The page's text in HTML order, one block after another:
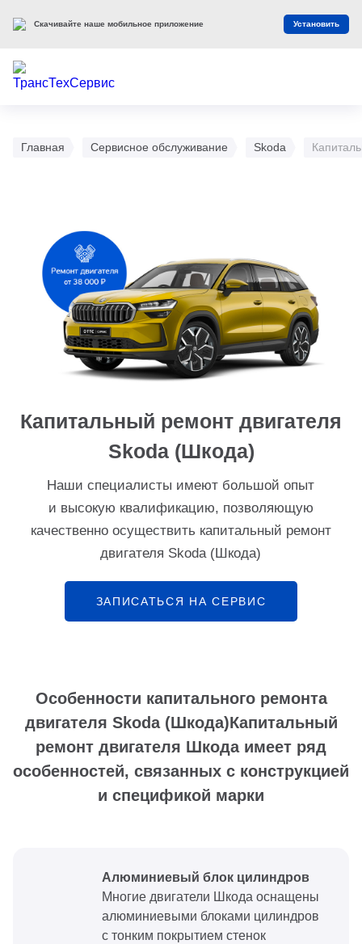
Главная Сервисное обслуживание Skoda
Капитальный ремонт двигателя
Skoda (Шкода)
Наши специалисты имеют большой опыт
и высокую квалификацию, позволяющую
качественно осуществить капитальный ремонт
двигателя Skoda (Шкода)
ЗАПИСАТЬСЯ НА СЕРВИС
Особенности капитального ремонта
двигателя Skoda (Шкода)Капитальный
ремонт двигателя Шкода имеет ряд
особенностей, связанных с конструкцией
и спецификой марки
Алюминиевый блок цилиндров
Многие двигатели Шкода оснащены
алюминиевыми блоками цилиндров
с тонким покрытием стенок
Скачивайте наше мобильное приложение Установить